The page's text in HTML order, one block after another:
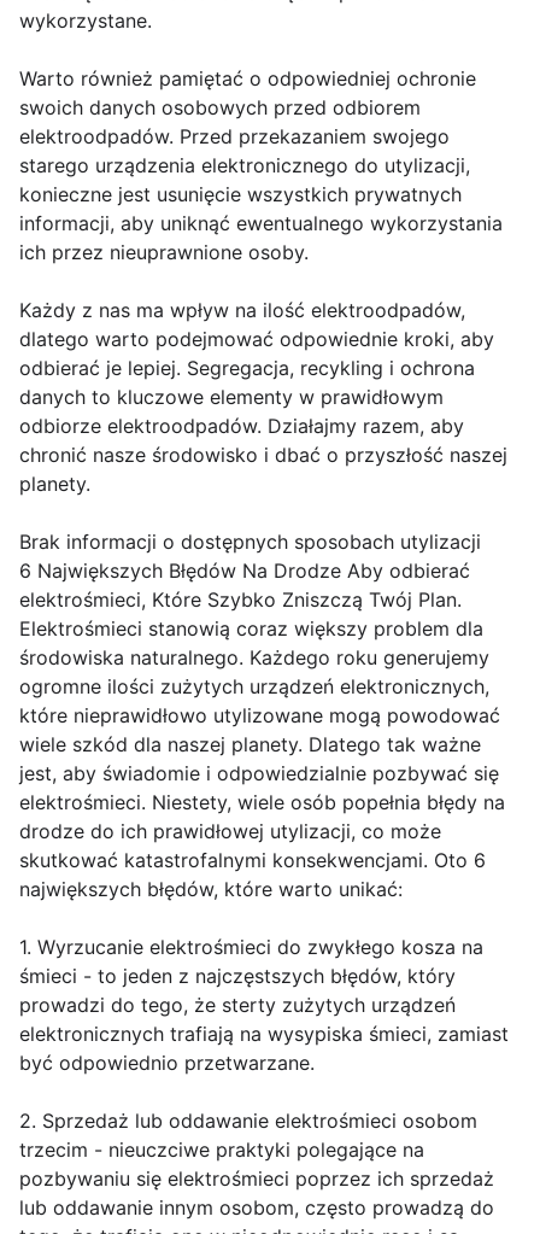
wykorzystane.
Warto również pamiętać o odpowiedniej ochronie
swoich danych osobowych przed odbiorem
elektroodpadów. Przed przekazaniem swojego
starego urządzenia elektronicznego do utylizacji,
konieczne jest usunięcie wszystkich prywatnych
informacji, aby uniknąć ewentualnego wykorzystania
ich przez nieuprawnione osoby.
Każdy z nas ma wpływ na ilość elektroodpadów,
dlatego warto podejmować odpowiednie kroki, aby
odbierać je lepiej. Segregacja, recykling i ochrona
danych to kluczowe elementy w prawidłowym
odbiorze elektroodpadów. Działajmy razem, aby
chronić nasze środowisko i dbać o przyszłość naszej
planety.
Brak informacji o dostępnych sposobach utylizacji
6 Największych Błędów Na Drodze Aby odbierać
elektrośmieci, Które Szybko Zniszczą Twój Plan.
Elektrośmieci stanowią coraz większy problem dla
środowiska naturalnego. Każdego roku generujemy
ogromne ilości zużytych urządzeń elektronicznych,
które nieprawidłowo utylizowane mogą powodować
wiele szkód dla naszej planety. Dlatego tak ważne
jest, aby świadomie i odpowiedzialnie pozbywać się
elektrośmieci. Niestety, wiele osób popełnia błędy na
drodze do ich prawidłowej utylizacji, co może
skutkować katastrofalnymi konsekwencjami. Oto 6
największych błędów, które warto unikać:
1. Wyrzucanie elektrośmieci do zwykłego kosza na
śmieci - to jeden z najczęstszych błędów, który
prowadzi do tego, że sterty zużytych urządzeń
elektronicznych trafiają na wysypiska śmieci, zamiast
być odpowiednio przetwarzane.
2. Sprzedaż lub oddawanie elektrośmieci osobom
trzecim - nieuczciwe praktyki polegające na
pozbywaniu się elektrośmieci poprzez ich sprzedaż
lub oddawanie innym osobom, często prowadzą do